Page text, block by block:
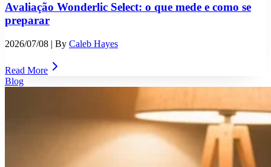
Avaliação Wonderlic Select: o que mede e como se
preparar
2026/07/08 | By Caleb Hayes
Read More
Blog